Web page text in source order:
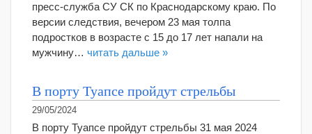
пресс-служба СУ СК по Краснодарскому краю. По
версии следствия, вечером 23 мая толпа
подростков в возрасте с 15 до 17 лет напали на
мужчину… читать дальше »
В порту Туапсе пройдут стрельбы
29/05/2024
В порту Туапсе пройдут стрельбы 31 мая 2024